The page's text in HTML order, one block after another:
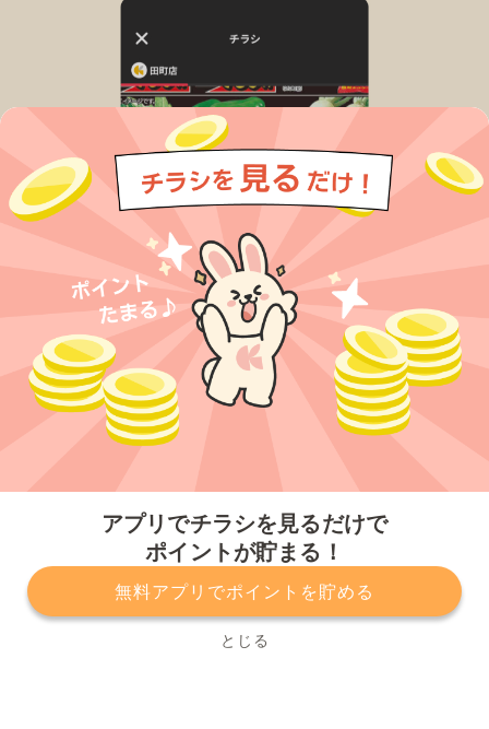
アプリでチラシを見るだけで
ポイントが貯まる！
無料アプリでポイントを貯める
とじる
プライバシーポリシー 利用規約
運営会社
サービスに関してのお問い合わせ